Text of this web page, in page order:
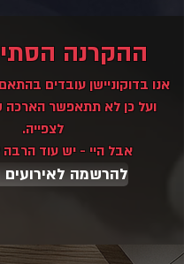
ההקרנה
אנו בדוקוניישן עובדים בהתאם
ועל כן לא תתאפשר הארכה
לצפייה.
אבל היי - יש עוד הרבה
להרשמה